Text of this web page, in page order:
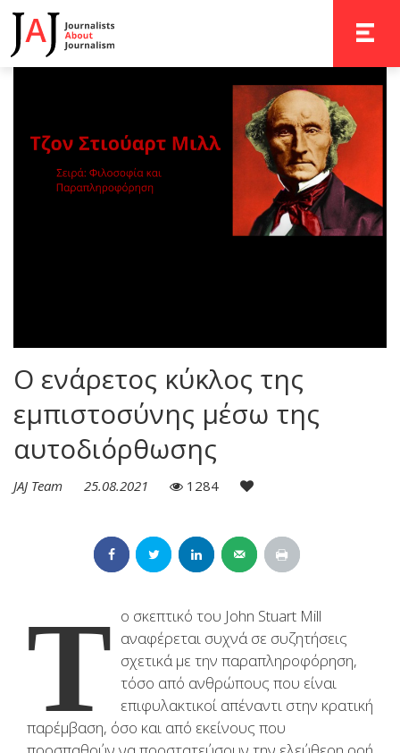
O ενάρετος κύκλος της
εμπιστοσύνης μέσω της
αυτοδιόρθωσης
JAJ Team 25.08.2021 1284
Τ ο σκεπτικό του John Stuart Mill
αναφέρεται συχνά σε συζητήσεις
σχετικά με την παραπληροφόρηση,
τόσο από ανθρώπους που είναι
επιφυλακτικοί απέναντι στην κρατική
παρέμβαση, όσο και από εκείνους που